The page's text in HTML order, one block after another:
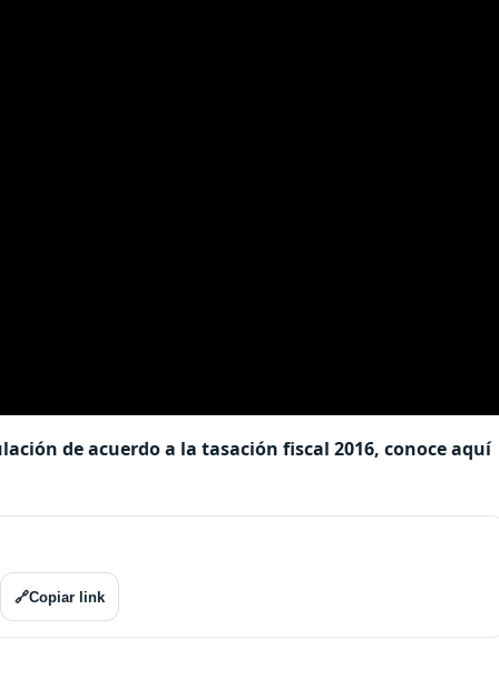
de acuerdo a la tasación fiscal 2016, conoce aquí
🔗Copiar link